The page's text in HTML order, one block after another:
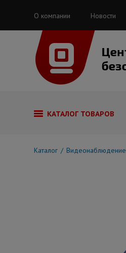
О компании Новости
КАТАЛОГ ТОВАРОВ
Каталог Видеонаблюдение